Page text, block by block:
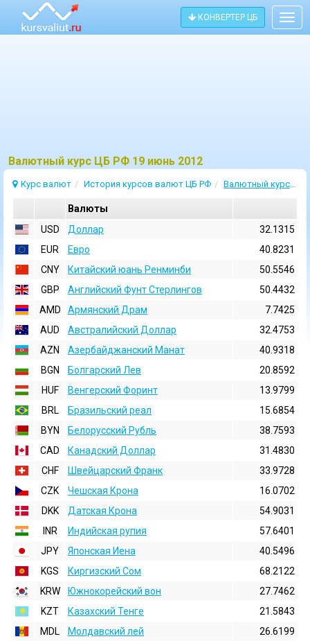
КОНВЕРТЕР ЦБ
Bалютный курс ЦБ РФ 19 июнь 2012
Курс валют История курсов валют ЦБ РФ Валютный курс 19 Июнь 2012
Валюты
USD
Доллар
32.1315
EUR
Евро
40.8231
CNY
Китайский юань Ренминби
50.5546
GBP
Английский Фунт Стерлингов
50.4432
AMD
Армянский Драм
7.7425
AUD
Австралийский Доллар
32.4753
AZN
Азербайджанский Манат
40.9318
BGN
Болгарский Лев
20.8592
HUF
Венгерский Форинт
13.9799
BRL
Бразильский реал
15.6854
BYN
Белорусский Рубль
38.7593
CAD
Канадский Доллар
31.4830
CHF
Швейцарский Франк
33.9728
CZK
Чешская Крона
16.0702
DKK
Датская Крона
54.9031
INR
Индийская pупия
57.6401
JPY
Японская Иена
40.5496
KGS
Киргизский Сом
68.2122
KRW
Южнокорейский вон
27.7462
KZT
Казахский Тенге
21.5843
MDL
Молдавский лей
26.6199